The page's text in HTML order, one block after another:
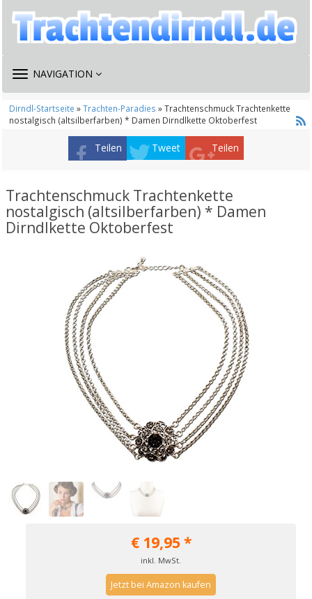
TOGGLE
NAVIGATION
Dirndl-Startseite »Trachten-Paradies » Trachtenschmuck Trachtenkette
nostalgisch (altsilberfarben) * Damen Dirndlkette Oktoberfest
Teilen Tweet Teilen
Trachtenschmuck Trachtenkette
nostalgisch (altsilberfarben) * Damen
Dirndlkette Oktoberfest
€19,95*
inkl. MwSt.
Jetzt bei Amazon kaufen